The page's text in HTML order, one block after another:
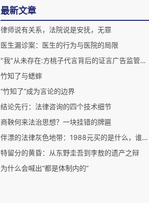
最新文章
律师说有关系，法院说是安抚，无罪
医生漏诊案：医生的行为与医院的局限
"我"从未存在:方桃子代言背后的证言广告监管漏洞
竹知了与蟋蟀
“竹知了”成为言论的边界
结论先行：法律咨询的四个技术细节
商鞅何来法治思想？一块挂错的牌匾
伴漂的法律灰色地带：1988元买的是什么，谁来管
特留分的黄昏：从东野圭吾到李敖的遗产之辩
为什么会喊出“都是体制内的”